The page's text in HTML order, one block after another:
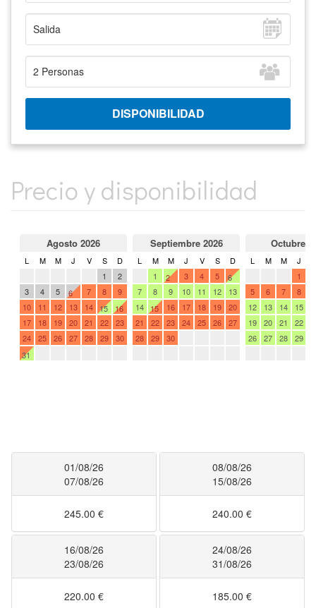
Precio y disponibilidad
01/08/26
07/08/26
245.00 €
08/08/26
15/08/26
240.00 €
16/08/26
23/08/26
220.00 €
24/08/26
31/08/26
185.00 €